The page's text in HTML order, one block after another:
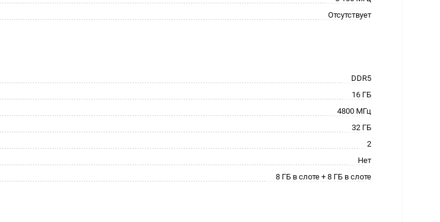
Отсутствует
DDR5
16 ГБ
4800 МГц
32 ГБ
2
Нет
8 ГБ в слоте + 8 ГБ в слоте